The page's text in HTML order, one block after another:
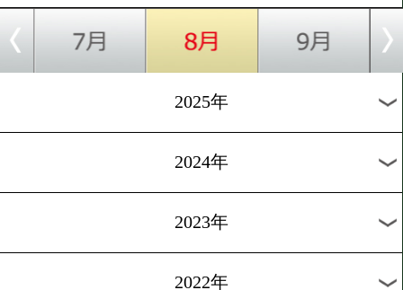
[公開練習]2026.4.18
岡一翔撃破へ静かなる闘志
[公開採点]2026.4.17
井岡一翔「集大成」の覚悟
上拓真を撃破し日本人初の
5階級制覇へ!